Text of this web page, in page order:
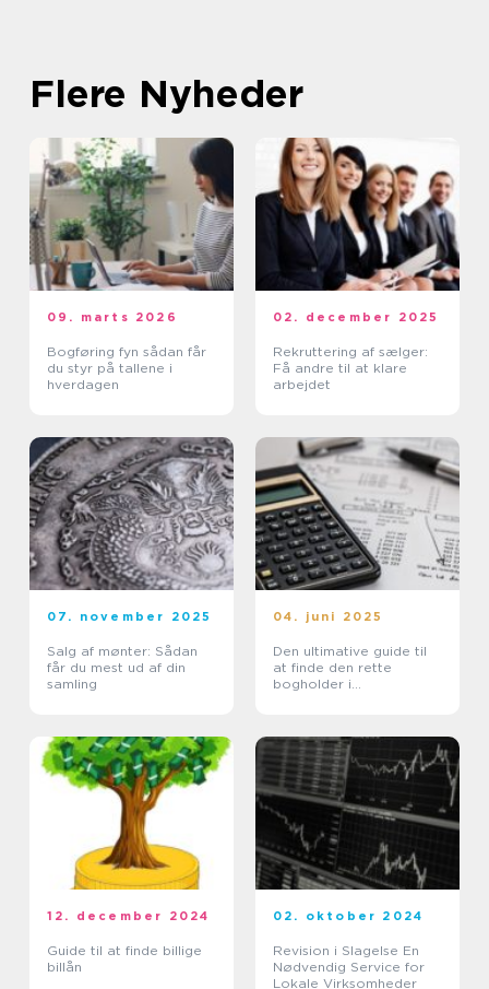
Flere Nyheder
09. marts 2026
Bogføring fyn sådan får
du styr på tallene i
hverdagen
02. december 2025
Rekruttering af sælger:
Få andre til at klare
arbejdet
07. november 2025
Salg af mønter: Sådan
får du mest ud af din
samling
04. juni 2025
Den ultimative guide til
at finde den rette
bogholder i
12. december 2024
Guide til at finde billige
billån
02. oktober 2024
Revision i Slagelse En
Nødvendig Service for
Lokale Virksomheder